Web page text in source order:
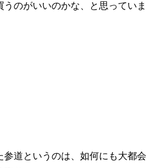
のがいいのかな、と思っていま
道というのは、如何にも大都会